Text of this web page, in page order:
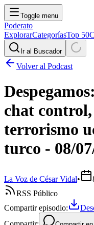
Toggle menu
Poderato
ExplorarCategoríasTop 50
Ir al Buscador
Volver al Podcast
chat
terrorismo
turco - 08/
La Voz de César Vidal•
RSS Público
Compartir episodio: